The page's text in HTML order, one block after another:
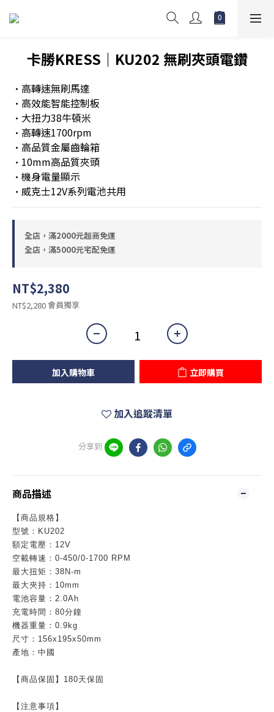
卡勝KRESS｜KU202 無刷夾頭電鑽
•高轉速無刷馬達
•高效能智能控制板
•大扭力38牛頓米
•高轉速1700rpm
•高品質金屬齒輪箱
•10mm高品質夾頭
•機身電量顯示
•威克士12V系列電池共用
全店，滿2000元超商免運
全店，滿5000元宅配免運
NT$2,380
NT$2,280會員獨享
加入購物車 立即購買
加入追蹤清單
分享到
商品描述
【商品規格】
型號：KU202
額定電壓：12V
空載轉速：0-450/0-1700 RPM
最大扭矩：38N-m
最大夾持：10mm
電池容量：2.0Ah
充電時間：80分鐘
機器重量：0.9kg
尺寸：156x195x50mm
產地：中國
【商品保固】180天保固
【注意事項】